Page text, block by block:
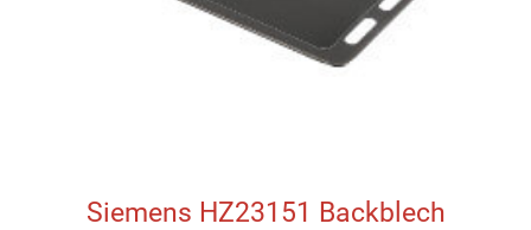
Siemens HZ23151 Backblech